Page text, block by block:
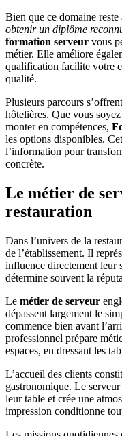
Bien que ce domaine
obtenir un diplôme
formation serveur vous
métier. Elle améliore
qualification facilite votre
qualité.
Plusieurs parcours
hôtelières. Que vous
monter en compétences,
les options disponibles.
l’information pour
concrète.
Le métier de
restauration
Dans l’univers de la
de l’établissement. Il
influence directement leur
détermine souvent la
Le métier de serveur
dépassent largement le
commence bien avant
professionnel prépare
espaces, en dressant les
L’accueil des clients
gastronomique. Le
leur table et crée une
impression conditionne